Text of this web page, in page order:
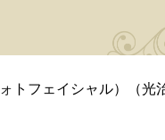
トフェイシャル）（光